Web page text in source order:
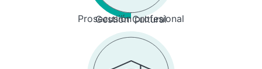
Prosecusión profesional
Gestión Cultural